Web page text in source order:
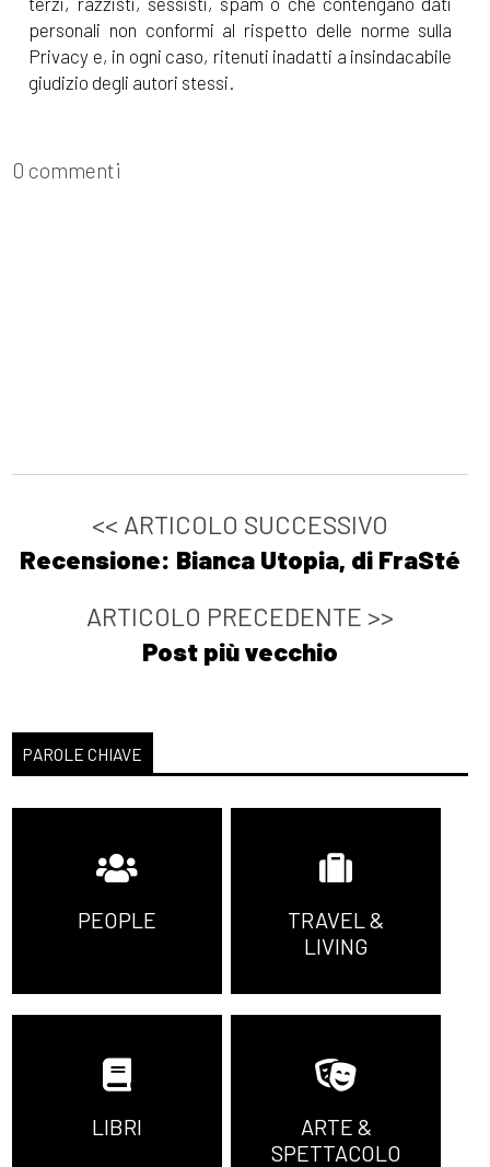
personali non conformi al rispetto delle norme sulla
Privacy e, in ogni caso, ritenuti inadatti a insindacabile
giudizio degli autori stessi.
0 commenti
<< ARTICOLO SUCCESSIVO
Recensione: Bianca Utopia, di FraSté
ARTICOLO PRECEDENTE >>
Post più vecchio
PAROLE CHIAVE
PEOPLE
TRAVEL &
LIVING
LIBRI
ARTE &
SPETTACOLO